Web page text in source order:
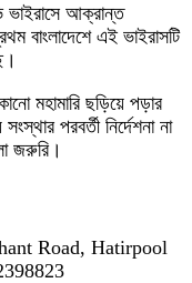
ভাইরাসে আক্রান্ত
বাংলাদেশে এই ভাইরাসটি
মহামারি ছড়িয়ে পড়ার
পরবর্তী নির্দেশনা না
জরুরি।
Road, Hatirpool
2398823